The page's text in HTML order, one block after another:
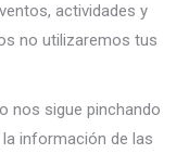
actividades y
no utilizaremos tus
nos sigue pinchando
información de las